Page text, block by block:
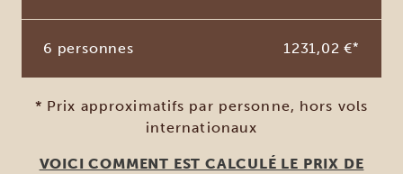
6 personnes 1231,02 €*
* Prix approximatifs par personne, hors vols
internationaux
VOICI COMMENT EST CALCULÉ LE PRIX DE